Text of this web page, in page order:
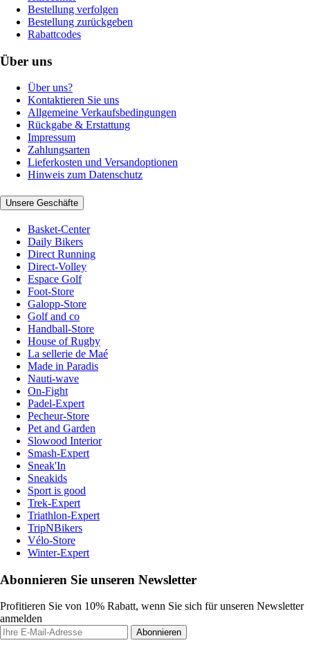
Bestellung verfolgen
Bestellung zurückgeben
Rabattcodes
Über uns
Über uns?
Kontaktieren Sie uns
Allgemeine Verkaufsbedingungen
Rückgabe & Erstattung
Impressum
Zahlungsarten
Lieferkosten und Versandoptionen
Hinweis zum Datenschutz
Unsere Geschäfte
Basket-Center
Daily Bikers
Direct Running
Direct-Volley
Espace Golf
Foot-Store
Galopp-Store
Golf and co
Handball-Store
House of Rugby
La sellerie de Maé
Made in Paradis
Nauti-wave
On-Fight
Padel-Expert
Pecheur-Store
Pet and Garden
Slowood Interior
Smash-Expert
Sneak'In
Sneakids
Sport is good
Trek-Expert
Triathlon-Expert
TripNBikers
Vélo-Store
Winter-Expert
Abonnieren Sie unseren Newsletter
Profitieren Sie von 10% Rabatt, wenn Sie sich für unseren Newsletter
anmelden
Abonnieren